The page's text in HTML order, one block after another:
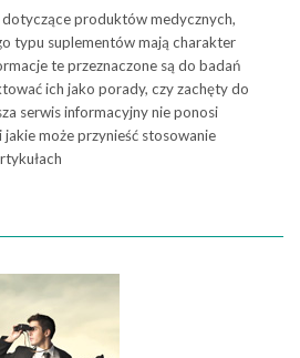
produktów medycznych,
typu suplementów mają charakter
te przeznaczone są do badań
ich jako porady, czy zachęty do
serwis informacyjny nie ponosi
może przynieść stosowanie